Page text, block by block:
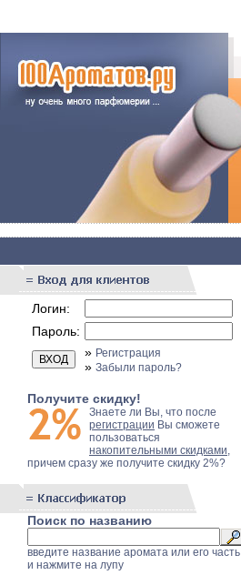
Логин:
Пароль:
» Регистрация
» Забыли пароль?
Получите скидку!
Знаете ли Вы, что после
регистрации Вы сможете
пользоваться
накопительными скидками,
причем сразу же получите скидку 2%?
Поиск по названию
введите название аромата или его часть
и нажмите на лупу